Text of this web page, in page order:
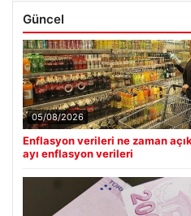
Güncel
05/08/2026
Enflasyon verileri ne zaman
ayı enflasyon verileri